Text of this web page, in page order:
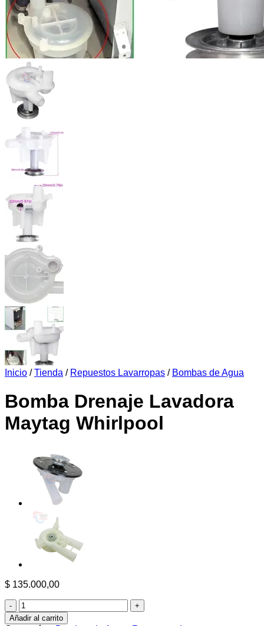
Inicio / Tienda / Repuestos Lavarropas / Bombas de Agua
Bomba Drenaje Lavadora
Maytag Whirlpool
$ 135.000,00
Bomba
Drenaje
Añadir al carrito